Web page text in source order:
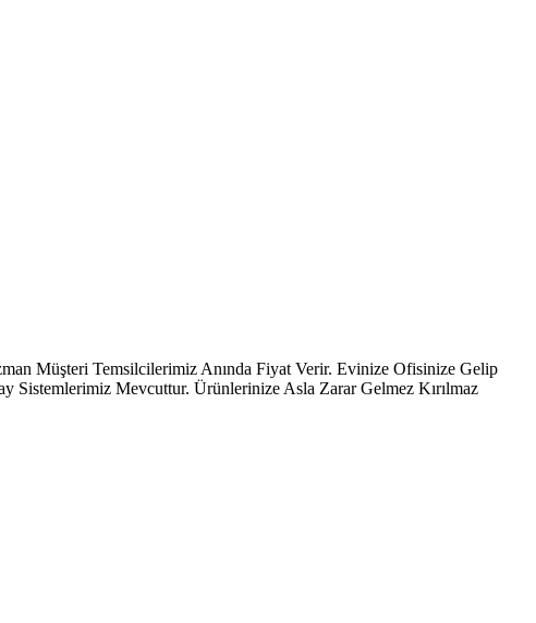
Müşteri Temsilcilerimiz Anında Fiyat Verir. Evinize Ofisinize Gelip
Sistemlerimiz Mevcuttur. Ürünlerinize Asla Zarar Gelmez Kırılmaz